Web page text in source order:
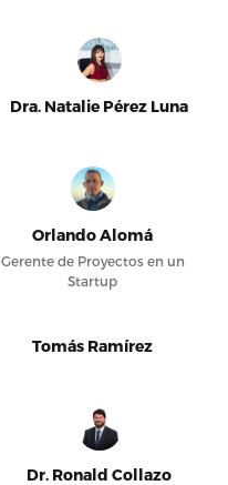
Dra. Natalie Pérez Luna
Orlando Alomá
Gerente de Proyectos en un
Startup
Tomás Ramírez
Dr. Ronald Collazo